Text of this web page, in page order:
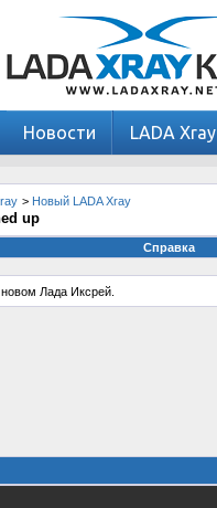
Новости LADA Xray
> Новый LADA Xray
up
Справка
Лада Иксрей.